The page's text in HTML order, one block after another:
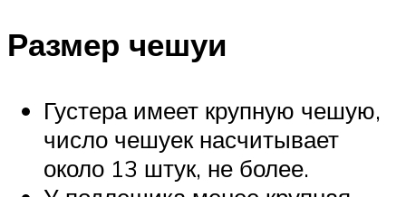
Размер чешуи
Густера имеет крупную чешую,
число чешуек насчитывает
около 13 штук, не более.